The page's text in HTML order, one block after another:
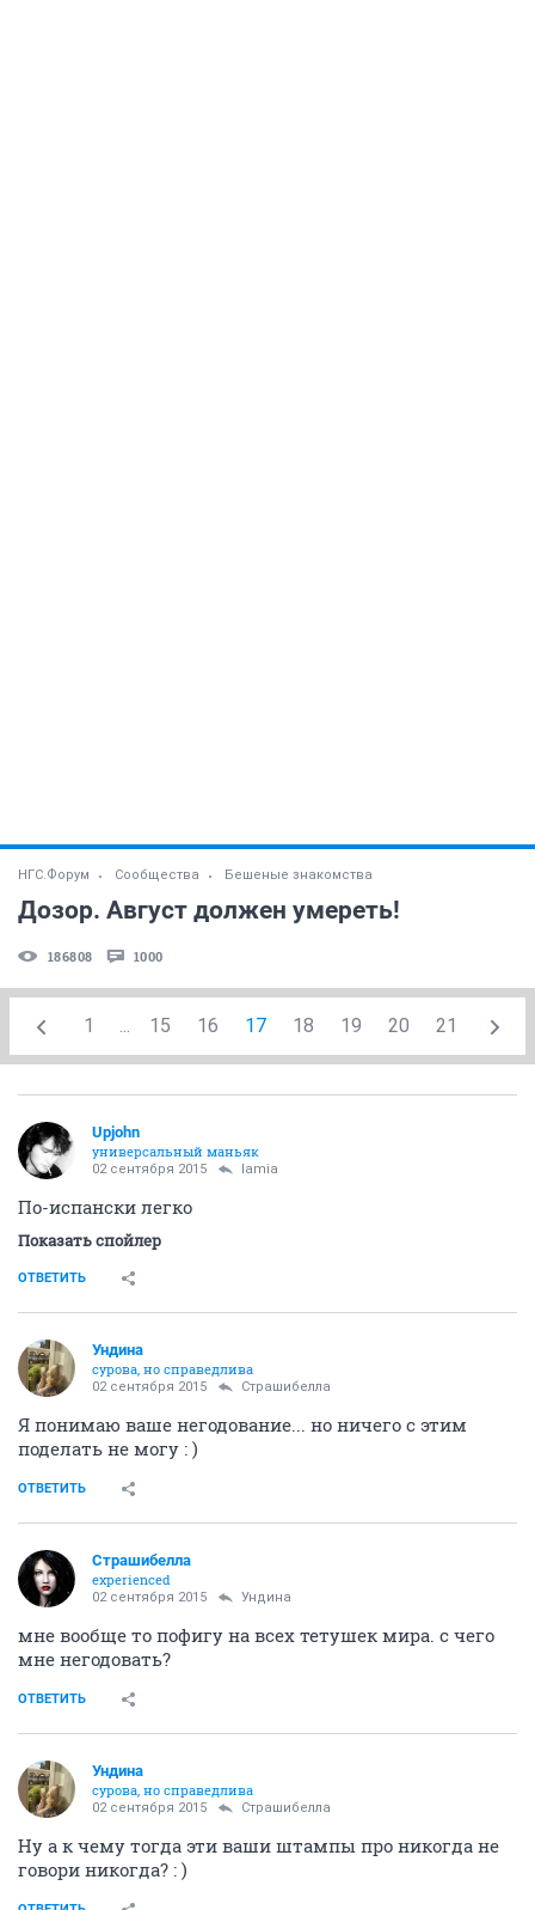
НГС.Форум Сообщества Бешеные знакомства
Дозор. Август должен умереть!
186808 1000
1 ... 15 16 17 18 19 20 21
Upjohn
универсальный маньяк
02 сентября 2015 lamia
По-испански легко
Показать спойлер
ОТВЕТИТЬ
Ундинa
сурова, но справедлива
02 сентября 2015 Страшибелла
Я понимаю ваше негодование... но ничего с этим
поделать не могу : )
ОТВЕТИТЬ
Страшибелла
experienced
02 сентября 2015 Ундинa
мне вообще то пофигу на всех тетушек мира. с чего
мне негодовать?
ОТВЕТИТЬ
Ундинa
сурова, но справедлива
02 сентября 2015 Страшибелла
Ну а к чему тогда эти ваши штампы про никогда не
говори никогда? : )